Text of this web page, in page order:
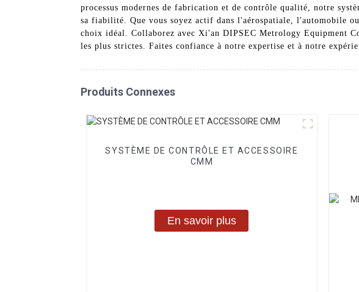
processus modernes de fabrication et de contrôle qualité, notre
sa fiabilité. Que vous soyez actif dans l'aérospatiale, l'automobile
choix idéal. Collaborez avec Xi'an DIPSEC Metrology Equipment
les plus strictes. Faites confiance à notre expertise et à notre
Produits Connexes
SYSTÈME DE CONTRÔLE ET ACCESSOIRE
CMM
En savoir plus